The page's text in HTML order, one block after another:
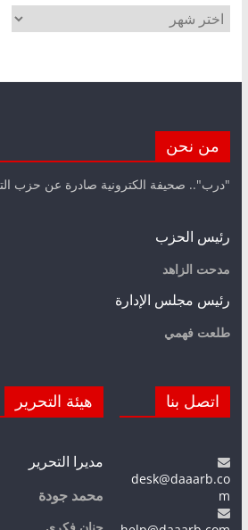
الأرشيف
من نحن
"درب".. صحيفة الكترونية صادرة عن حزب
رئيس الحزب
مدحت الزاهد
رئيس مجلس الإدارة
طلعت فهمي
اتصل بنا
desk@daaarb.co
m
هيئة التحرير
مديرا التحرير
محمد جودة